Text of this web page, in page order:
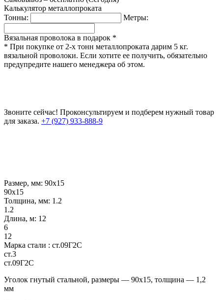
Калькулятор металлопроката
Тонны:
Метры:
Вязальная проволока в подарок *
* При покупке от 2-х тонн металлопроката дарим 5 кг.
вязальной проволоки. Если хотите ее получить, обязательно
предупредите нашего менеджера об этом.
Звоните сейчас! Проконсультируем и подберем нужный товар
для заказа. +7 (927) 933-888-9
Размер, мм: 90х15
90х15
Толщина, мм: 1.2
1.2
Длина, м: 12
6
12
Марка стали : ст.09Г2С
ст.3
ст.09Г2С
Уголок гнутый стальной, размеры — 90х15, толщина — 1,2
мм